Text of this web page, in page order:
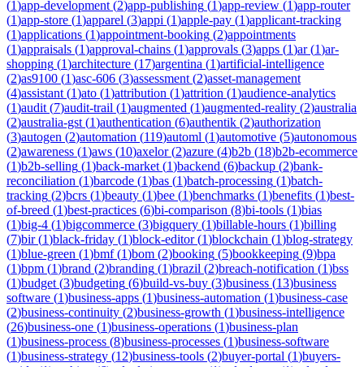
(1)app-development (2)app-publishing (1)app-review (1)app-router
(1)app-store (1)apparel (3)appi (1)apple-pay (1)applicant-tracking
(1)applications (1)appointment-booking (2)appointments
(1)appraisals (1)approval-chains (1)approvals (3)apps (1)ar(1)ar-
shopping (1)architecture (17)argentina (1)artificial-intelligence
(2)as9100 (1)asc-606 (3)assessment (2)asset-management
(4)assistant (1)ato (1)attribution (1)attrition (1)audience-analytics
(1)audit (7)audit-trail (1)augmented (1)augmented-reality (2)australia
(2)australia-gst (1)authentication (6)authentik (2)authorization
(3)autogen (2)automation (119)automl (1)automotive (5)autonomous
(2)awareness (1)aws (10)axelor(2)azure (4)b2b (18)b2b-ecommerce
(1)b2b-selling (1)back-market (1)backend (6)backup (2)bank-
reconciliation (1)barcode (1)bas (1)batch-processing (1)batch-
tracking (2)bcrs (1)beauty (1)bee (1)benchmarks (1)benefits (1)best-
of-breed (1)best-practices (6)bi-comparison (8)bi-tools (1)bias
(1)big-4 (1)bigcommerce (3)bigquery (1)billable-hours (1)billing
(7)bir(1)black-friday (1)block-editor(1)blockchain (1)blog-strategy
(1)blue-green (1)bmf(1)bom (2)booking (5)bookkeeping (9)bpa
(1)bpm (1)brand (2)branding (1)brazil (2)breach-notification (1)bss
(1)budget (3)budgeting (6)build-vs-buy (3)business (13)business
software (1)business-apps (1)business-automation (1)business-case
(2)business-continuity (2)business-growth (1)business-intelligence
(26)business-one (1)business-operations (1)business-plan
(1)business-process (8)business-processes (1)business-software
(1)business-strategy (12)business-tools (2)buyer-portal (1)buyers-